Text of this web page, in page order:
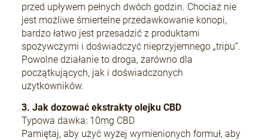
przed upływem pełnych dwóch godzin. Chociaż nie
jest możliwe śmiertelne przedawkowanie konopi,
bardzo łatwo jest przesadzić z produktami
spożywczymi i doświadczyć nieprzyjemnego „tripu”.
Powolne działanie to droga, zarówno dla
początkujących, jak i doświadczonych
użytkowników.
3. Jak dozować ekstrakty olejku CBD
Typowa dawka: 10mg CBD
Pamiętaj, aby użyć wyżej wymienionych formuł, aby